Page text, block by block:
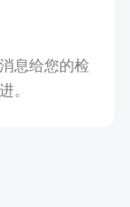
息给您的检
。